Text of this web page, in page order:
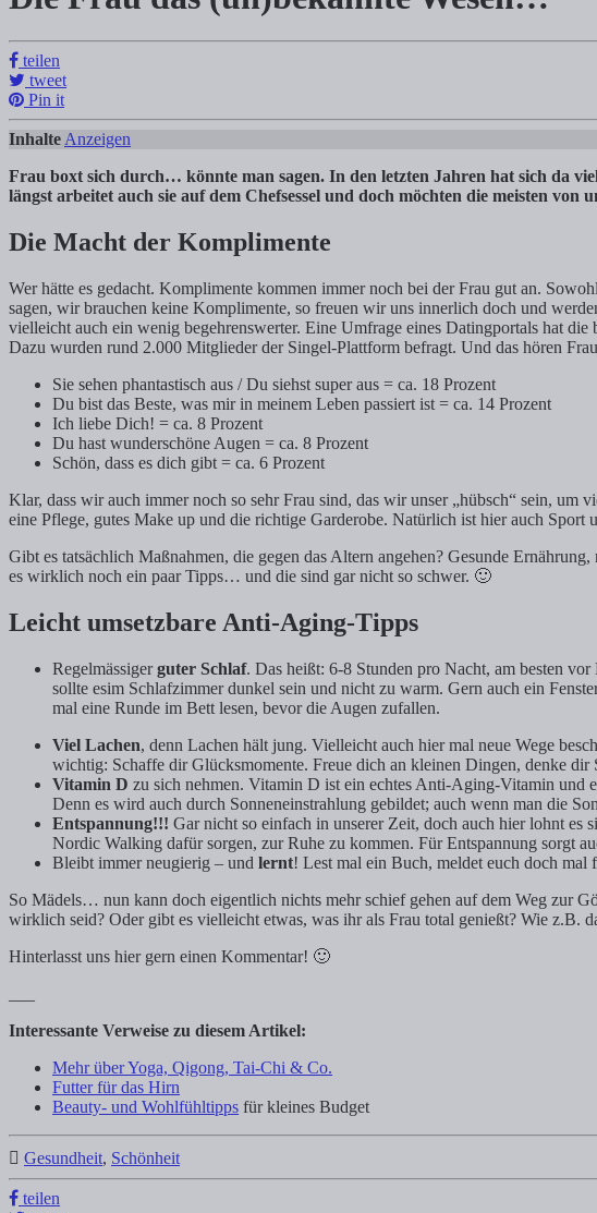
Tanja Klindworth
Inhalte Anzeigen 1) Die Macht der Komplimente 2) Leicht umsetzbare Anti-Aging-
teilen
tweet
Pin it
Inhalte Anzeigen
Frau boxt sich durch… könnte man sagen. In den letzten Jahren hat sich da
längst arbeitet auch sie auf dem Chefsessel und doch möchten die meisten
Die Macht der Komplimente
Wer hätte es gedacht. Komplimente kommen immer noch bei der Frau gut an.
sagen, wir brauchen keine Komplimente, so freuen wir uns innerlich doch und
vielleicht auch ein wenig begehrenswerter. Eine Umfrage eines Datingportals hat
Dazu wurden rund 2.000 Mitglieder der Singel-Plattform befragt. Und das hören
Sie sehen phantastisch aus / Du siehst super aus = ca. 18 Prozent
Du bist das Beste, was mir in meinem Leben passiert ist = ca. 14 Prozent
Ich liebe Dich! = ca. 8 Prozent
Du hast wunderschöne Augen = ca. 8 Prozent
Schön, dass es dich gibt = ca. 6 Prozent
Klar, dass wir auch immer noch so sehr Frau sind, das wir unser „hübsch“ sein,
eine Pflege, gutes Make up und die richtige Garderobe. Natürlich ist hier auch
Gibt es tatsächlich Maßnahmen, die gegen das Altern angehen? Gesunde
es wirklich noch ein paar Tipps… und die sind gar nicht so schwer. 🙂
Leicht umsetzbare Anti-Aging-Tipps
Regelmässigerguter Schlaf. Das heißt: 6-8 Stunden pro Nacht, am besten
sollte esim Schlafzimmer dunkel sein und nicht zu warm. Gern auch ein
mal eine Runde im Bett lesen, bevor die Augen zufallen.
Viel Lachen, denn Lachen hält jung. Vielleicht auch hier mal neue Wege
wichtig: Schaffe dir Glücksmomente. Freue dich an kleinen Dingen, denke
Vitamin D zu sich nehmen. Vitamin D ist ein echtes Anti-Aging-Vitamin und
Denn es wird auch durch Sonneneinstrahlung gebildet; auch wenn man die
Entspannung!!! Gar nicht so einfach in unserer Zeit, doch auch hier lohnt es
Nordic Walking dafür sorgen, zur Ruhe zu kommen. Für Entspannung sorgt
Bleibt immer neugierig – und lernt! Lest mal ein Buch, meldet euch doch mal
So Mädels… nun kann doch eigentlich nichts mehr schief gehen auf dem Weg zur
wirklich seid? Oder gibt es vielleicht etwas, was ihr als Frau total genießt? Wie z.B.
Hinterlasst uns hier gern einen Kommentar! 🙂
Interessante Verweise zu diesem Artikel:
Mehr über Yoga, Qigong, Tai-Chi & Co.
Futter für das Hirn
Beauty- und Wohlfühltipps für kleines Budget
Gesundheit, Schönheit
teilen